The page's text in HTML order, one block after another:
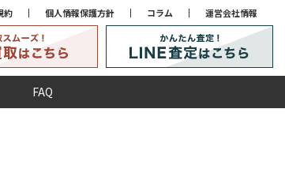
約 個人情報保護方針 コラム 運営会社情報
FAQ